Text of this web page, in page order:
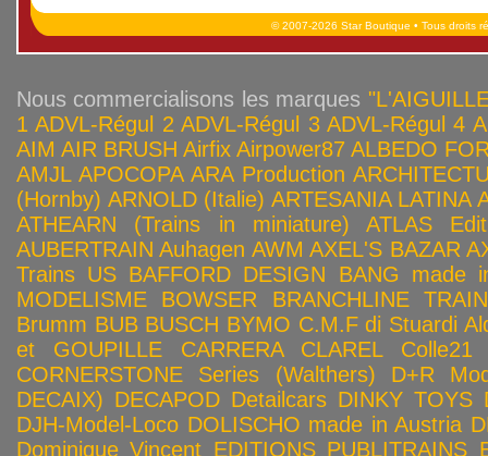
© 2007-2026 Star Boutique • Tous droits
Nous commercialisons les marques
1 ADVL-Régul 2 ADVL-Régul 3 ADVL-Régul 4
AIM AIR BRUSH Airfix Airpower87 ALBEDO
AMJL APOCOPA ARA Production
(Hornby) ARNOLD (Italie) ARTESANIA LATINA
ATHEARN (Trains in miniature)
ATLAS
AUBERTRAIN Auhagen AWM AXEL'S BAZAR
Trains US BAFFORD DESIGN
BANG made
MODELISME
BOWSER
BRANCHLINE
Brumm BUB BUSCH BYMO C.M.F di Stuardi
et GOUPILLE
CARRERA CLAREL
Colle21
CORNERSTONE Series (Walthers)
D+R
DECAIX) DECAPOD Detailcars DINKY TOYS
DJH-Model-Loco DOLISCHO made in Austria
Dominique Vincent EDITIONS PUBLITRAINS